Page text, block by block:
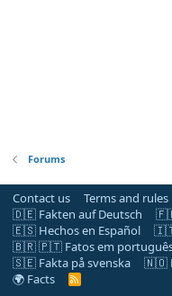
Forums
Contact us Terms and rules
🇩🇪 Fakten auf Deutsch
🇪🇸 Hechos en Español
🇮🇹
🇧🇷 🇵🇹 Fatos em
🇸🇪 Fakta på svenska
🇳🇴
🌍 Facts
R